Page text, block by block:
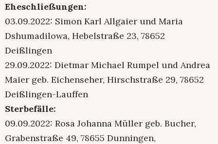
Eheschließungen:
03.09.2022: Simon Karl Allgaier und Maria
Dshumadilowa, Hebelstraße 23, 78652
Deißlingen
29.09.2022: Dietmar Michael Rumpel und Andrea
Maier geb. Eichenseher, Hirschstraße 29, 78652
Deißlingen-Lauffen
Sterbefälle:
09.09.2022: Rosa Johanna Müller geb. Bucher,
Grabenstraße 49, 78655 Dunningen,